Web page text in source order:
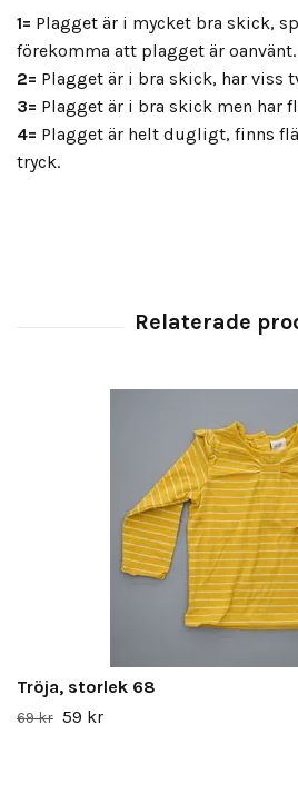
1= Plagget är i mycket bra skick,
förekomma att plagget är oanvänt.
2= Plagget är i bra skick, har viss
3= Plagget är i bra skick men har
4= Plagget är helt dugligt, finns
tryck.
Tröja, storlek 68
69 kr 59 kr